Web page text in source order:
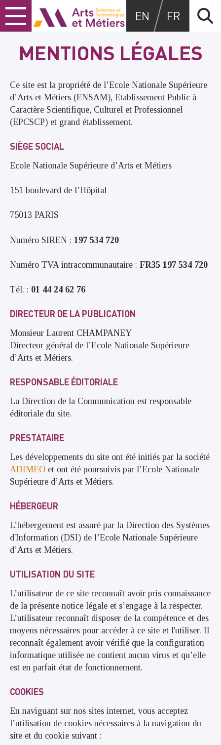
Skip
to
content
Skip
to
main
Skip
to
search
Arts et métiers
EN FR
MENTIONS LÉGALES
Ce site est la propriété de l’Ecole Nationale Supérieure
d’Arts et Métiers (ENSAM), Etablissement Public à
Caractère Scientifique, Culturel et Professionnel
(EPCSCP) et grand établissement.
SIÈGE SOCIAL
Ecole Nationale Supérieure d’Arts et Métiers
151 boulevard de l’Hôpital
75013 PARIS
Numéro SIREN : 197 534 720
Numéro TVA intracommunautaire : FR35 197 534 720
Tél. : 01 44 24 62 76
DIRECTEUR DE LA PUBLICATION
Monsieur Laurent CHAMPANEY
Directeur général de l’Ecole Nationale Supérieure
d’Arts et Métiers.
RESPONSABLE ÉDITORIALE
La Direction de la Communication est responsable
éditoriale du site.
PRESTATAIRE
Les développements du site ont été initiés par la société
ADIMEO et ont été poursuivis par l’Ecole Nationale
Supérieure d’Arts et Métiers.
HÉBERGEUR
L’hébergement est assuré par la Direction des Systèmes
d'Information (DSI) de l’Ecole Nationale Supérieure
d’Arts et Métiers.
UTILISATION DU SITE
L’utilisateur de ce site reconnaît avoir pris connaissance
de la présente notice légale et s’engage à la respecter.
L’utilisateur reconnaît disposer de la compétence et des
moyens nécessaires pour accéder à ce site et l'utiliser. Il
reconnaît également avoir vérifié que la configuration
informatique utilisée ne contient aucun virus et qu’elle
est en parfait état de fonctionnement.
COOKIES
En naviguant sur nos sites internet, vous acceptez
l’utilisation de cookies nécessaires à la navigation du
site et du cookie suivant :